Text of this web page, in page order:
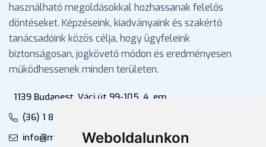
Weboldalunkon
használható megoldásokkal hozhassanak felelős
döntéseket. Képzéseink, kiadványaink és szakértő
tanácsadóink közös célja, hogy ügyfeleink
biztonságosan, jogkövető módon és eredményesen
működhessenek minden területen.
1139 Budapest, Váci út 99-105. 4. em.
(36) 1 880 76 00
info@mprx.hu